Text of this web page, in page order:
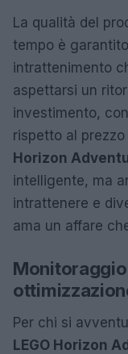
La qualità del
tempo è
intrattenimento
aspettarsi un
investimento,
rispetto al
Horizon
intelligente, ma
intrattenere e
ama un affare
Per chi si
LEGO Horizon